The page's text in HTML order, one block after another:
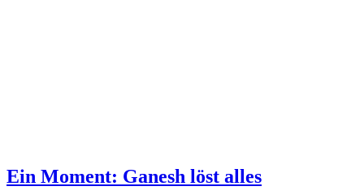
Ein Moment: Ganesh löst alles